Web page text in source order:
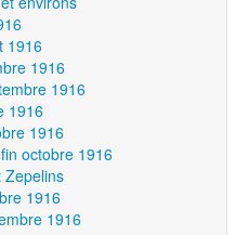
1916
1916
1916
1916
1916
octobre 1916
Zepelins
1916
1916